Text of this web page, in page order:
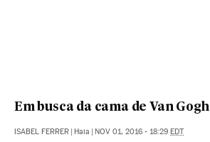
Em busca da cama de Van Gogh
ISABEL FERRER Haia NOV 01, 2016 - 18:29 EDT